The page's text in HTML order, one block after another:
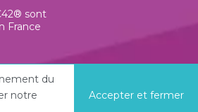
sont
France
du
notre
Accepter et fermer